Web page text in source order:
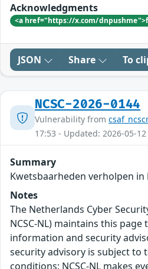
Acknowledgments
<a href="https://x.com/
JSON Share To
NCSC-2026-0144
Vulnerability from
17:53 - Updated: 2026-05-12
Summary
Kwetsbaarheden verholpen
Notes
The Netherlands Cyber
NCSC-NL) maintains this
information and security
security advisory is subject to
conditions: NCSC-NL makes